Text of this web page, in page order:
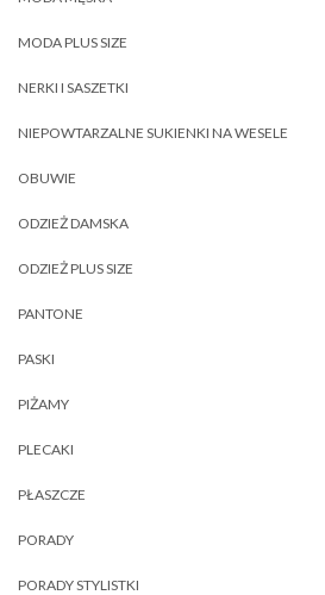
MODA PLUS SIZE
NERKI I SASZETKI
NIEPOWTARZALNE SUKIENKI NA WESELE
OBUWIE
ODZIEŻ DAMSKA
ODZIEŻ PLUS SIZE
PANTONE
PASKI
PIŻAMY
PLECAKI
PŁASZCZE
PORADY
PORADY STYLISTKI